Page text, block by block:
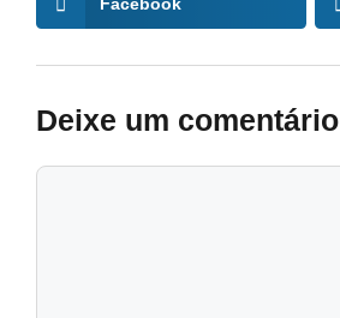
Facebook
Deixe um comentário